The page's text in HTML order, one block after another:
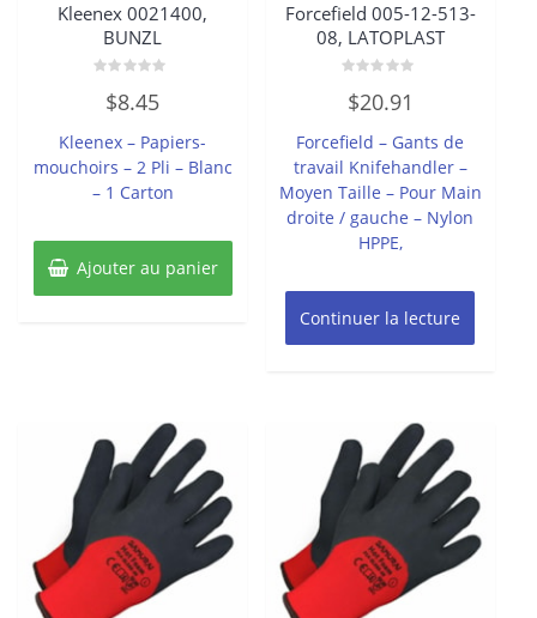
Kleenex 0021400,
BUNZL
sur
$8.45
Kleenex – Papiers-
mouchoirs – 2 Pli – Blanc
– 1 Carton
Ajouter au panier
Forcefield 005-12-513-
08, LATOPLAST
0
sur
$20.91
Forcefield – Gants de
travail Knifehandler –
Moyen Taille – Pour Main
droite / gauche – Nylon
HPPE,
Continuer la lecture